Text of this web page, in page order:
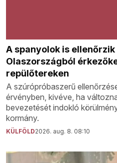
A spanyolok is ellenőrzik
Olaszországból
repülőtereken
A szúrópróbaszerű
érvényben, kivéve, ha
bevezetését indokló
kormány.
KÜLFÖLD2026. aug. 8. 08:10